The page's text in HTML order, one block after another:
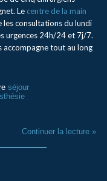
Le centre de la main
les consultations du lundi
urgences 24h/24 et 7j/7.
accompagne tout au long
séjour
Continuer la lecture »